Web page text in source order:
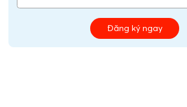
Đăng ký ngay